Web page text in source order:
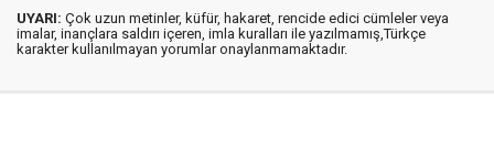
UYARI: Çok uzun metinler, küfür, hakaret, rencide edici cümleler veya
imalar, inançlara saldırı içeren, imla kuralları ile yazılmamış,Türkçe
karakter kullanılmayan yorumlar onaylanmamaktadır.